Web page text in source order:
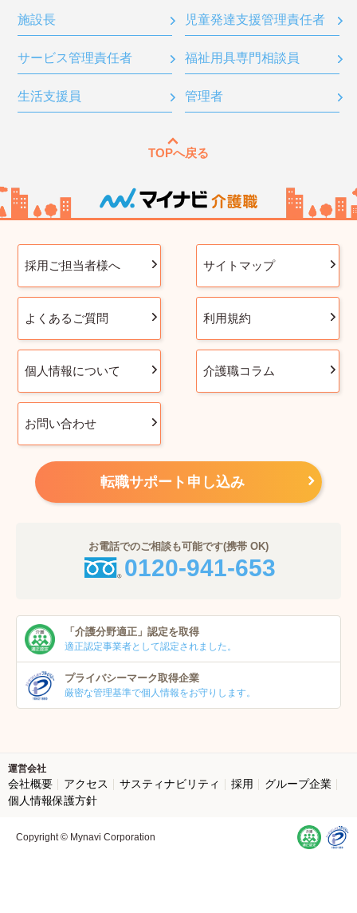
施設長 児童発達支援管理責任者
サービス管理責任者 福祉用具専門相談員
生活支援員 管理者
TOPへ戻る
採用ご担当者様へ サイトマップ
よくあるご質問 利用規約
個人情報について 介護職コラム
お問い合わせ
転職サポート申し込み
お電話でのご相談も可能です(携帯 OK)
0120-941-653
「介護分野適正」 認定を取得
適正認定事業者として認定されました。
プライバシーマーク取得企業
厳密な管理基準で個人情報をお守りします。
運営会社
会社概要 アクセス サスティナビリティ 採用
グループ企業
個人情報保護方針
Copyright © Mynavi Corporation